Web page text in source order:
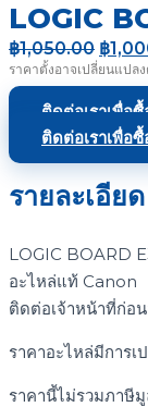
LOGIC
฿1,050.00
price
was:
฿
฿
ราคาตั้งอาจเปลี่ยนแปล
ติดต่อเราเพื่อ
ติดต่อเราเพื่อ
รายละเอียด
LOGIC BOARD
อะไหล่แท้ Canon
ติดต่อเจ้าหน้าที่ก่อ
ราคาอะไหล่มีการ
ราคานี้ไม่รวมภาษี